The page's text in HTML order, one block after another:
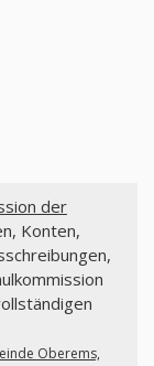
der
Konten,
Oberems,